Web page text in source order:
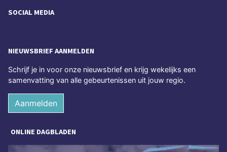
SOCIAL MEDIA
NIEUWSBRIEF AANMELDEN
Schrijf je in voor onze nieuwsbrief en krijg wekelijks een
samenvatting van alle gebeurtenissen uit jouw regio.
Aanmelden
ONLINE DAGBLADEN